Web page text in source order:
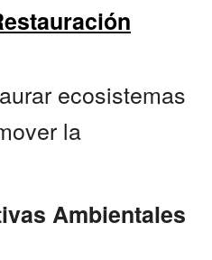
ecosistemas
la
Ambientales